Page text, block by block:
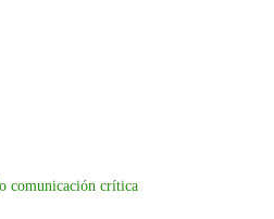
comunicación crítica